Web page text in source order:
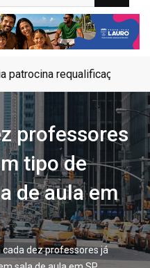
patrocina requalificação do
professores
tipo de
de aula em
cada dez professores já